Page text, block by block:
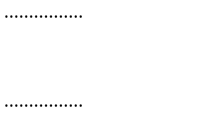
................
................